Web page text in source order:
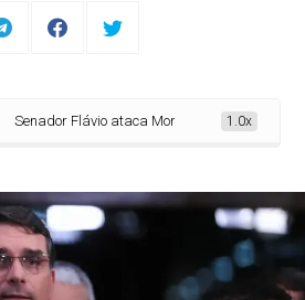
Senador Flávio ataca Moraes após voto para
1.0x